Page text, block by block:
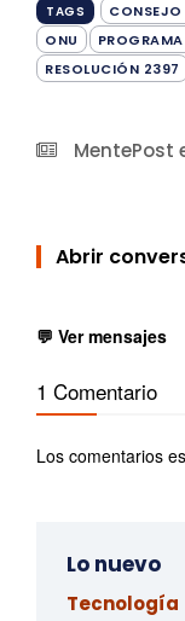
TAGS CONSEJO
ONU
RESOLUCIÓN 2397
MentePost
Abrir
💬 Ver mensajes
1 Comentario
Los comentarios
Lo nuevo
Tecnología